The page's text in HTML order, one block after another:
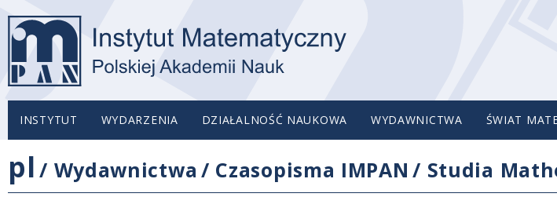
INSTYTUT WYDARZENIA DZIAŁALNOŚĆ NAUKOWA WYDAWNICTWA ŚWIAT
pl / Wydawnictwa / Czasopisma IMPAN / Studia